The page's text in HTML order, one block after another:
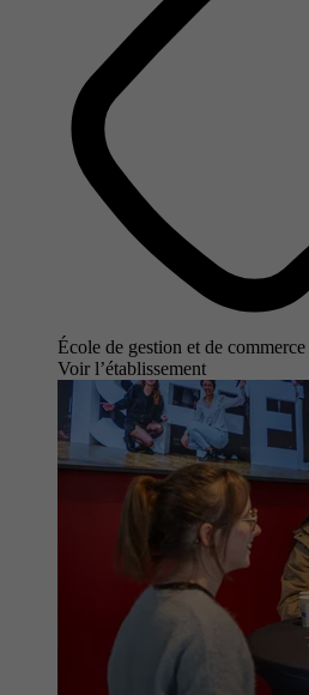
École de gestion et de commerce
Voir l’établissement